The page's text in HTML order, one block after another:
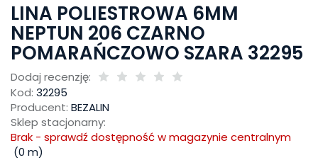
LINA POLIESTROWA 6MM
NEPTUN 206 CZARNO
POMARAŃCZOWO SZARA 32295
Dodaj recenzję:
Kod: 32295
Producent: BEZALIN
Sklep stacjonarny:
Brak - sprawdź dostępność w magazynie centralnym
(0 m)